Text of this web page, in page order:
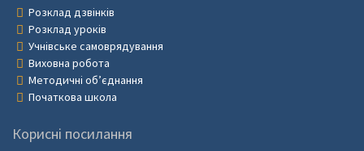
Розклад дзвінків
Розклад уроків
Учнівське самоврядування
Виховна робота
Методичні об’єднання
Початкова школа
Корисні посилання